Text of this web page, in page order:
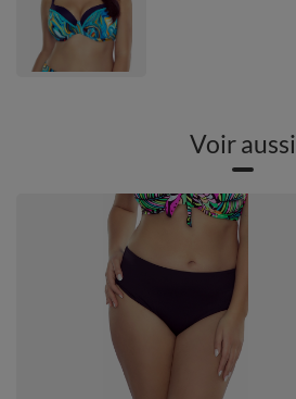
Voir aussi